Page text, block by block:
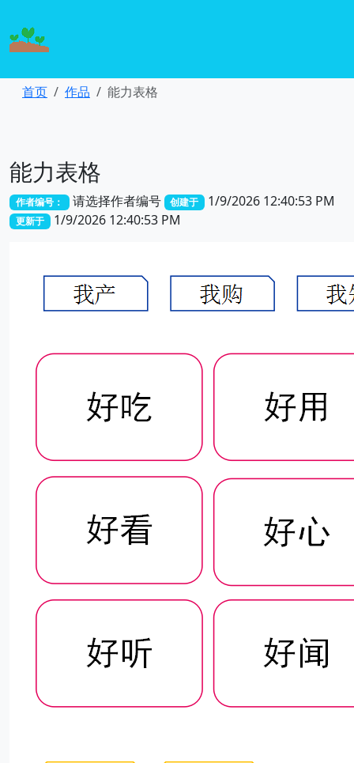
首页 作品 能力表格
能力表格
作者编号： 请选择作者编号 创建于 1/9/2026 12:40:53 PM
更新于 1/9/2026 12:40:53 PM